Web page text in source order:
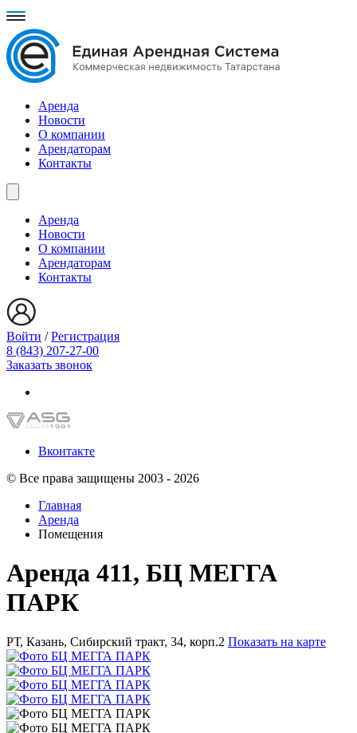
Аренда
Новости
О компании
Арендаторам
Контакты
Аренда
Новости
О компании
Арендаторам
Контакты
Войти /Регистрация
8 (843) 207-27-00
Заказать звонок
Вконтакте
© Все права защищены 2003 - 2026
Главная
Аренда
Помещения
Аренда 411, БЦ МЕГГА
ПАРК
РТ, Казань, Сибирский тракт, 34, корп.2 Показать на карте